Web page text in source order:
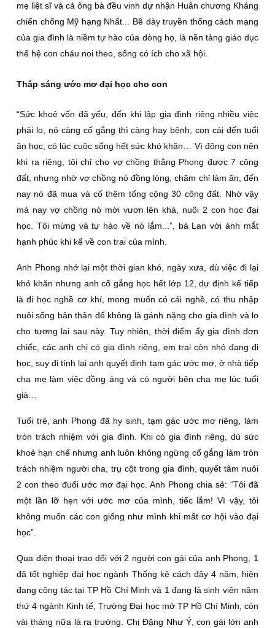
mẹ liệt sĩ và cả ông bà đều vinh dự nhận Huân chương Kháng
chiến chống Mỹ hạng Nhất... Bề dày truyền thống cách mạng
của gia đình là niềm tự hào của dòng họ, là nền tảng giáo dục
thế hệ con cháu noi theo, sống có ích cho xã hội.
Thắp sáng ước mơ đại học cho con
“Sức khoẻ vốn đã yếu, đến khi lập gia đình riêng nhiều việc
phải lo, nó càng cố gắng thì càng hay bệnh, con cái đến tuổi
ăn học, có lúc cuộc sống hết sức khó khăn… Vì đông con nên
khi ra riêng, tôi chỉ cho vợ chồng thằng Phong được 7 công
đất, nhưng nhờ vợ chồng nó đồng lòng, chăm chỉ làm ăn, đến
nay nó đã mua và cố thêm tổng cộng 30 công đất. Nhờ vậy
mà nay vợ chồng nó mới vươn lên khá, nuôi 2 con học đại
học. Tôi mừng và tự hào về nó lắm...”, bà Lan với ánh mắt
hạnh phúc khi kể về con trai của mình.
Anh Phong nhớ lại một thời gian khó, ngày xưa, dù việc đi lại
khó khăn nhưng anh cố gắng học hết lớp 12, dự định kế tiếp
là đi học nghề cơ khí, mong muốn có cái nghề, có thu nhập
nuôi sống bản thân để không là gánh nặng cho gia đình và lo
cho tương lai sau này. Tuy nhiên, thời điểm ấy gia đình đơn
chiếc, các anh chị có gia đình riêng, em trai còn nhỏ đang đi
học, suy đi tính lại anh quyết định tạm gác ước mơ, ở nhà tiếp
cha mẹ làm việc đồng áng và có người bên cha mẹ lúc tuổi
già…
Tuổi trẻ, anh Phong đã hy sinh, tạm gác ước mơ riêng, làm
tròn trách nhiệm với gia đình. Khi có gia đình riêng, dù sức
khoẻ hạn chế nhưng anh luôn không ngừng cố gắng làm tròn
trách nhiệm người cha, trụ cột trong gia đình, quyết tâm nuôi
2 con theo đuổi ước mơ đại học. Anh Phong chia sẻ: “Tôi đã
một lần lỡ hẹn với ước mơ của mình, tiếc lắm! Vì vậy, tôi
không muốn các con giống như mình khi mất cơ hội vào đại
học”.
Qua điện thoại trao đổi với 2 người con gái của anh Phong, 1
đã tốt nghiệp đại học ngành Thống kê cách đây 4 năm, hiện
đang công tác tại TP Hồ Chí Minh và 1 đang là sinh viên năm
thứ 4 ngành Kinh tế, Trường Ðại học mở TP Hồ Chí Minh, còn
vài tháng nữa là ra trường. Chị Ðặng Như Ý, con gái lớn anh